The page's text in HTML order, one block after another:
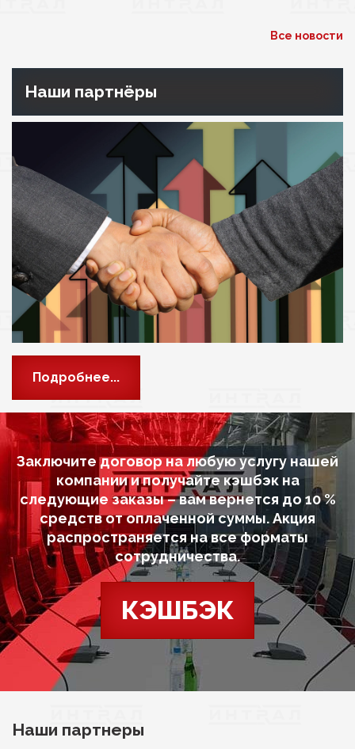
Все новости
Наши партнёры
Подробнее...
Заключите договор на любую услугу нашей
компании и получайте кэшбэк на
следующие заказы – вам вернется до 10 %
средств от оплаченной суммы. Акция
распространяется на все форматы
сотрудничества.
КЭШБЭК
Наши партнеры